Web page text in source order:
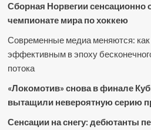
Сборная Норвегии
чемпионате мира по хоккею
Современные медиа меняются: как
эффективным в эпоху
потока
«Локомотив» снова в финале
вытащили невероятную серию
Сенсации на снегу: дебютанты